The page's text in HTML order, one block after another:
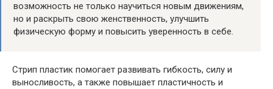
возможность не только научиться новым движениям,
но и раскрыть свою женственность, улучшить
физическую форму и повысить уверенность в себе.
Стрип пластик помогает развивать гибкость, силу и
выносливость, а также повышает пластичность и